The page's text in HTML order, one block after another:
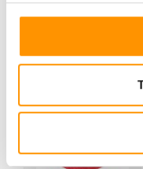
Relaterede